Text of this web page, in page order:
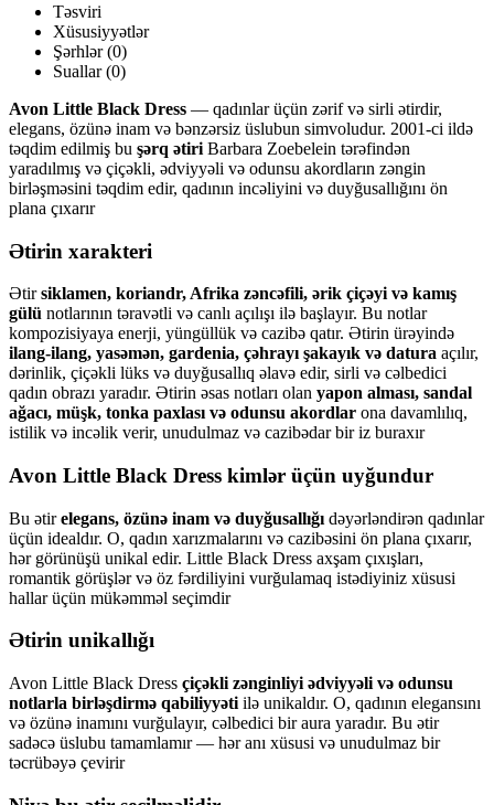
Təsviri
Xüsusiyyətlər
Şərhlər (0)
Suallar (0)
Avon Little Black Dress — qadınlar üçün zərif və sirli ətirdir,
elegans, özünə inam və bənzərsiz üslubun simvoludur. 2001-ci ildə
təqdim edilmiş bu şərq ətiri Barbara Zoebelein tərəfindən
yaradılmış və çiçəkli, ədviyyəli və odunsu akordların zəngin
birləşməsini təqdim edir, qadının incəliyini və duyğusallığını ön
plana çıxarır
Ətirin xarakteri
Ətirsiklamen, koriandr, Afrika zəncəfili, ərik çiçəyi və kamış
gülü notlarının təravətli və canlı açılışı ilə başlayır. Bu notlar
kompozisiyaya enerji, yüngüllük və cazibə qatır. Ətirin ürəyində
ilang-ilang, yasəmən, gardenia, çəhrayı şakayık və datura açılır,
dərinlik, çiçəkli lüks və duyğusallıq əlavə edir, sirli və cəlbedici
qadın obrazı yaradır. Ətirin əsas notları olan yapon alması, sandal
ağacı, müşk, tonka paxlası və odunsu akordlar ona davamlılıq,
istilik və incəlik verir, unudulmaz və cazibədar bir iz buraxır
Avon Little Black Dress kimlər üçün uyğundur
Bu ətirelegans, özünə inam və duyğusallığı dəyərləndirən qadınlar
üçün idealdır. O, qadın xarızmalarını və cazibəsini ön plana çıxarır,
hər görünüşü unikal edir. Little Black Dress axşam çıxışları,
romantik görüşlər və öz fərdiliyini vurğulamaq istədiyiniz xüsusi
hallar üçün mükəmməl seçimdir
Ətirin unikallığı
Avon Little Black Dress çiçəkli zənginliyi ədviyyəli və odunsu
notlarla birləşdirmə qabiliyyəti ilə unikaldır. O, qadının elegansını
və özünə inamını vurğulayır, cəlbedici bir aura yaradır. Bu ətir
sadəcə üslubu tamamlamır — hər anı xüsusi və unudulmaz bir
təcrübəyə çevirir